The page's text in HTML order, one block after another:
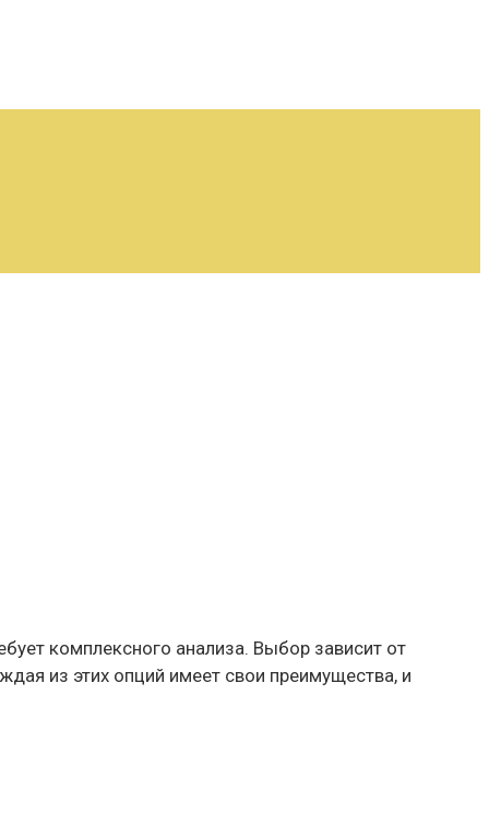
комплексного анализа. Выбор зависит от
из этих опций имеет свои преимущества, и